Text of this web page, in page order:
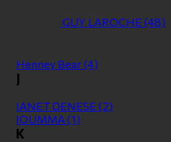
GUY LAROCHE (48)
Henney Bear(4)
J
JANET DENESE (2)
JOUMMA (1)
K